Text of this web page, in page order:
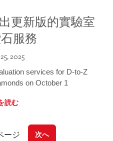
出更新版的實驗室
服務
2025
services for D-to-Z
on October 1
読む
ージ 次へ